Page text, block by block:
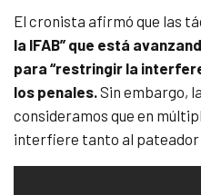
El cronista afirmó que las
la IFAB” que está
para “restringir la
los penales.Sin embargo,
consideramos que en
interfiere tanto al pateador